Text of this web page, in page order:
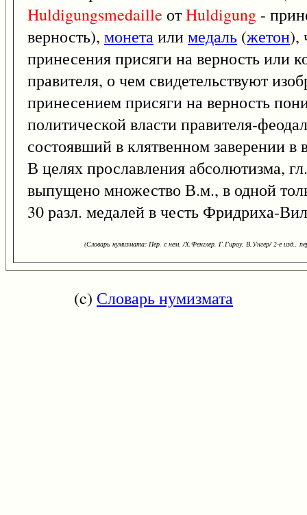
Huldigungsmedaille отHuldigung -
верность), монетаилимедаль (жетон),
принесения присяги на верность или
правителя, о чем свидетельствуют
принесением присяги на верность
политической власти правителя-
состоявший в клятвенном заверении
В целях прославления абсолютизма,
выпущено множество В.м., в одной
30 разл. медалей в честь Фридриха-
(Словарь нумизмата: Пер. с нем. /Х.Фенглер, Г.Гироу, В.Унгер/ 2-е изд.,
(c) Словарь нумизмата